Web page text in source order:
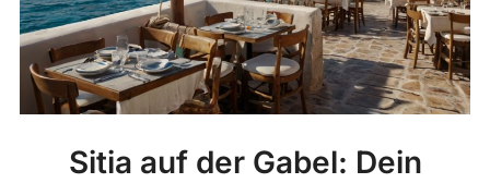
Sitia auf der Gabel: Dein